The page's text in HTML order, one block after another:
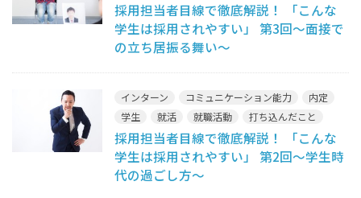
面接官
採用担当者目線で徹底解説！ 「こんな
学生は採用されやすい」 第3回～面接で
の立ち居振る舞い～
インターン コミュニケーション能力
内定
学生
就活 就職活動
打ち込んだこと
採用
採用されやすい 見られ方 視点
採用担当者目線で徹底解説！ 「こんな
学生は採用されやすい」 第2回～学生時
代の過ごし方～